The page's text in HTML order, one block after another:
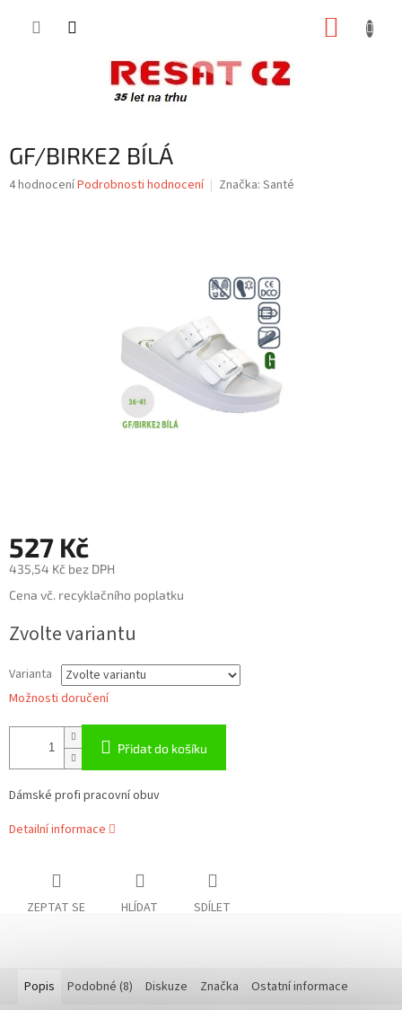
GF/BIRKE2 BÍLÁ
Průměrné
4 hodnoceníPodrobnosti hodnocení Značka: Santé
527 Kč
435,54 Kč bez DPH
Měrná
Cena vč. recyklačního poplatku
Zvolte variantu
Varianta
Možnosti doručení
Přidat do košíku
Dámské profi pracovní obuv
Detailní informace
ZEPTAT SE HLÍDAT SDÍLET
Popis Podobné (8) Diskuze Značka Ostatní informace